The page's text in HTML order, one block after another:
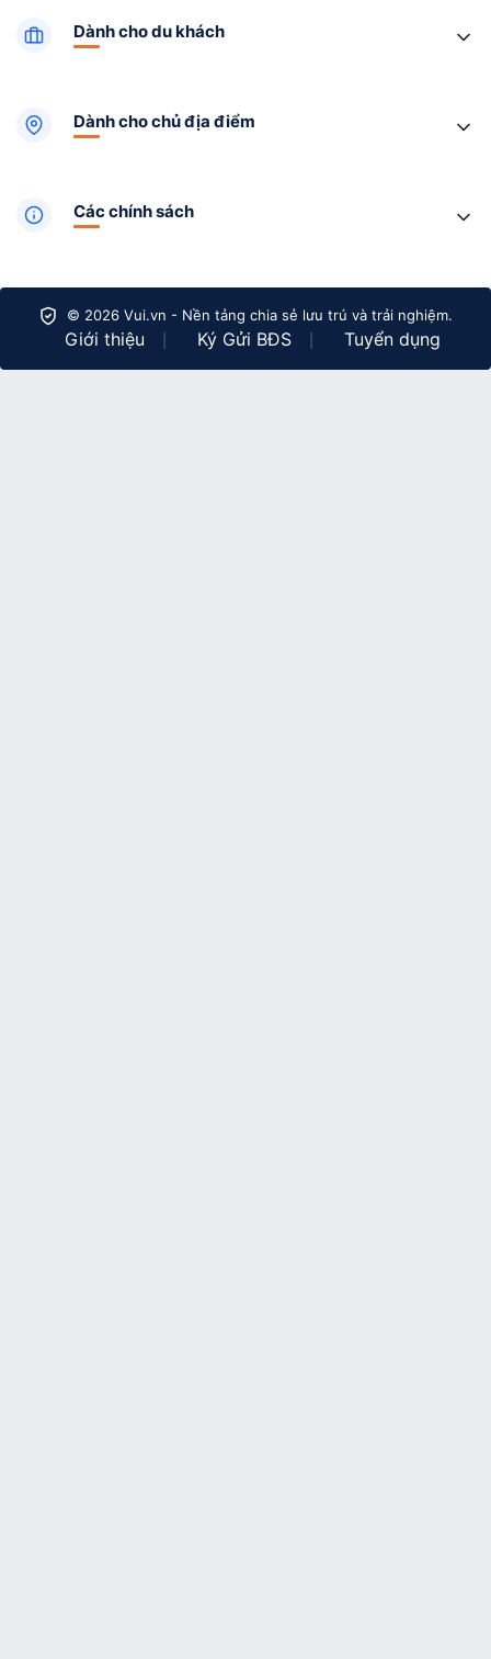
Dành cho du khách
Dành cho chủ địa điểm
Các chính sách
© 2026 Vui.vn - Nền tảng chia sẻ lưu trú và trải nghiệm.
Giới thiệu Ký Gửi BĐS Tuyển dụng